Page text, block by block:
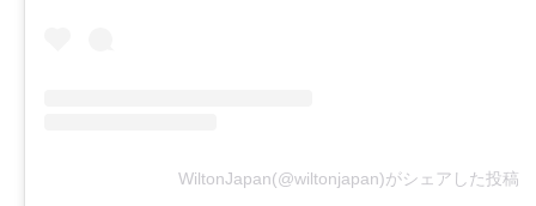
WiltonJapan(@wiltonjapan)がシェアした投稿